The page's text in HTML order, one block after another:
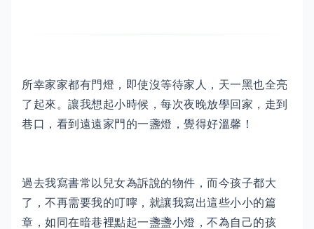
所幸家家都有門燈，即使沒等待家人，天一黑也全亮
了起來。讓我想起小時候，每次夜晚放學回家，走到
巷口，看到遠遠家門的一盞燈，覺得好溫馨！
過去我寫書常以兒女為訴說的物件，而今孩子都大
了，不再需要我的叮嚀，就讓我寫出這些小小的篇
章，如同在暗巷裡點起一盞盞小燈，不為自己的孩